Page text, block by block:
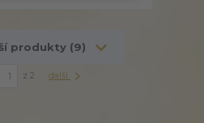
produkty (9)
z 2 další